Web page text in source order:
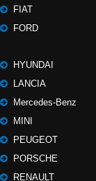
FIAT
FORD
HYUNDAI
LANCIA
Mercedes-Benz
MINI
PEUGEOT
PORSCHE
RENAULT